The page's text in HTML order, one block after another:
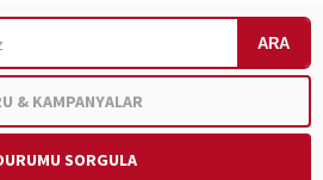
ARA
& KAMPANYALAR
SORGULA